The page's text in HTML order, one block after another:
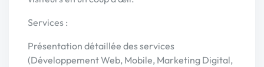
Services :
Présentation détaillée des services
(Développement Web, Mobile, Marketing Digital,